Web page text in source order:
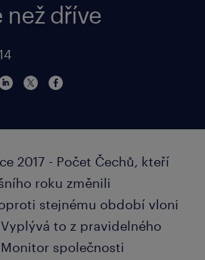
než dříve
2017 - Počet Čechů, kteří
roku změnili
stejnému období vloni
to z pravidelného
společnosti